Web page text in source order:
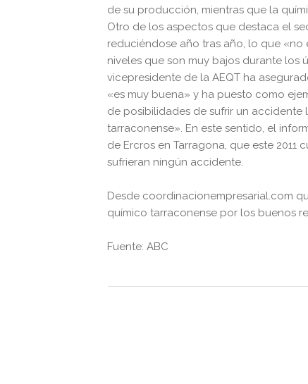
de su producción, mientras que la
Otro de los aspectos que destaca el
reduciéndose año tras año, lo que
niveles que son muy bajos durante los
vicepresidente de la AEQT ha
«es muy buena» y ha puesto como
de posibilidades de sufrir un
tarraconense». En este sentido, el
de Ercros en Tarragona, que este
sufrieran ningún accidente.
Desde coordinacionempresarial.com
químico tarraconense por los buenos
Fuente: ABC